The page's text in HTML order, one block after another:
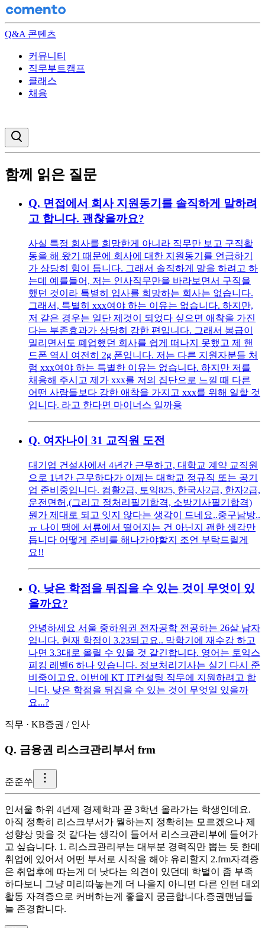
Q&A 콘텐츠
커뮤니티
직무부트캠프
클래스
채용
함께 읽은 질문
Q. 면접에서 회사 지원동기를 솔직하게 말하려
고 합니다. 괜찮을까요?
사실 특정 회사를 희망한게 아니라 직무만 보고 구직활
동을 해 왔기 때문에 회사에 대한 지원동기를 언급하기
가 상당히 힘이 듭니다. 그래서 솔직하게 말을 하려고 하
는데 예를들어, 저는 인사직무만을 바라보면서 구직을
했던 것이라 특별히 입사를 희망하는 회사는 없습니다.
그래서, 특별히 xxx여야 하는 이유는 없습니다. 하지만,
저 같은 경우는 일단 제것이 되었다 싶으면 애착을 가진
다는 부존효과가 상당히 강한 편입니다. 그래서 봉급이
밀리면서도 폐업했던 회사를 쉽게 떠나지 못했고 제 핸
드폰 역시 여전히 2g 폰입니다. 저는 다른 지원자분들 처
럼 xxx여야 하는 특별한 이유는 없습니다. 하지만 저를
채용해 주시고 제가 xxx를 저의 집단으로 느낄 때 다른
어떤 사람들보다 강한 애착을 가지고 xxx를 위해 일할 것
입니다. 라고 한다면 마이너스 일까용
Q. 여자나이 31 교직원 도전
대기업 건설사에서 4년간 근무하고, 대학교 계약 교직원
으로 1년간 근무하다가 이제는 대학교 정규직 또는 공기
업 준비중입니다. 컴활2급, 토익825, 한국사2급, 한자2급,
운전면허,(그리고 정처리필기합격, 소방기사필기합격)
뭔가 제대로 되고 잇지 않다는 생각이 드네요..중구남방..
ㅠ 나이 땜에 서류에서 떨어지는 건 아닌지 괜한 생각만
듭니다 어떻게 준비를 해나가야할지 조언 부탁드릴게
요!!
Q. 낮은 학점을 뒤집을 수 있는 것이 무엇이 있
을까요?
안녕하세요 서울 중하위권 전자공학 전공하는 26살 남자
입니다. 현재 학점이 3.23되고요.. 막학기에 재수강 하고
나면 3.3대로 올릴 수 있을 것 같긴합니다. 영어는 토익스
피킹 레벨6 하나 있습니다. 정보처리기사는 실기 다시 준
비중이고요. 이번에 KT IT컨설팅 직무에 지원하려고 합
니다. 낮은 학점을 뒤집을 수 있는 것이 무엇일 있을까
요...?
직무 · KB증권 / 인사
Q. 금융권 리스크관리부서 frm
준준쑤
인서울 하위 4년제 경제학과 곧 3학년 올라가는 학생인데요.
아직 정확히 리스크부서가 뭘하는지 정확히는 모르겠으나 제
성향상 맞을 것 같다는 생각이 들어서 리스크관리부에 들어가
고 싶습니다. 1. 리스크관리부는 대부분 경력직만 뽑는 듯 한데
취업에 있어서 어떤 부서로 시작을 해야 유리할지 2.frm자격증
은 취업후에 따는게 더 낫다는 의견이 있던데 학벌이 좀 부족
하다보니 그냥 미리따놓는게 더 나을지 아니면 다른 인턴 대외
활동 자격증으로 커버하는게 좋을지 궁금합니다.증권맨님들
늘 존경합니다.